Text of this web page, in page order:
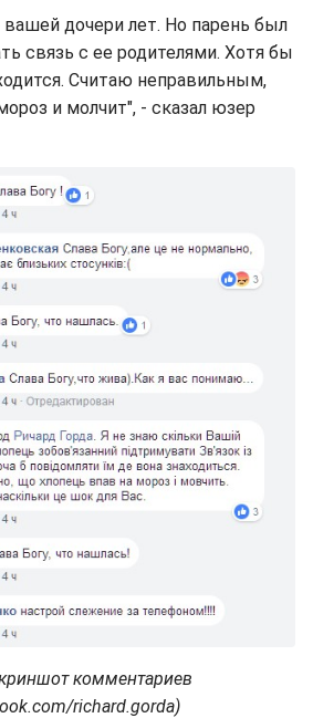
дочери лет. Но парень был
связь с ее родителями. Хотя бы
Считаю неправильным,
и молчит", - сказал юзер
комментариев
richard.gorda)